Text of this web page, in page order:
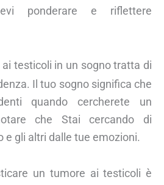
ponderare e riflettere
testicoli in un sogno tratta di
Il tuo sogno significa che
quando cercherete un
che Stai cercando di
e gli altri dalle tue emozioni.
un tumore ai testicoli è